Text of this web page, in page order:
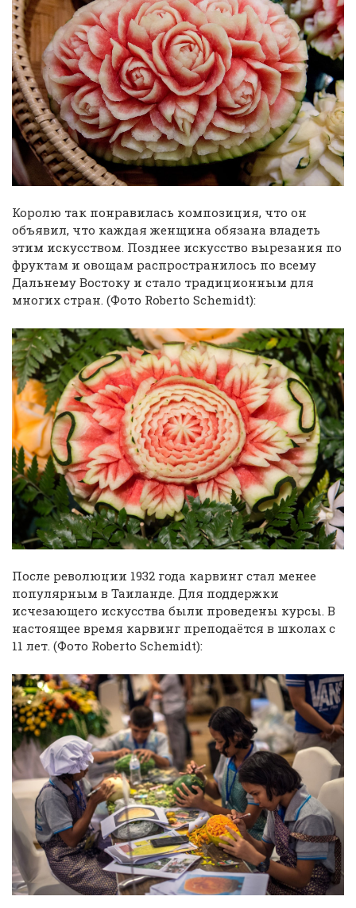
Королю так понравилась композиция, что он
объявил, что каждая женщина обязана владеть
этим искусством. Позднее искусство вырезания по
фруктам и овощам распространилось по всему
Дальнему Востоку и стало традиционным для
многих стран. (Фото Roberto Schemidt):
После революции 1932 года карвинг стал менее
популярным в Таиланде. Для поддержки
исчезающего искусства были проведены курсы. В
настоящее время карвинг преподаётся в школах с
11 лет. (Фото Roberto Schemidt):